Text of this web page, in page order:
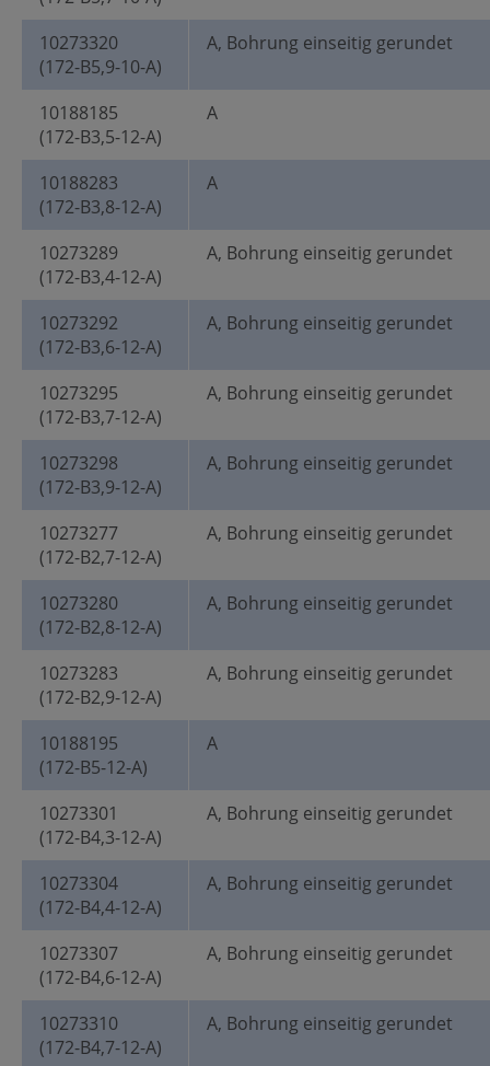
10273320
(172-B5,9-10-A)
A, Bohrung einseitig gerundet
10188185
(172-B3,5-12-A)
A
10188283
(172-B3,8-12-A)
A
10273289
(172-B3,4-12-A)
A, Bohrung einseitig gerundet
10273292
(172-B3,6-12-A)
A, Bohrung einseitig gerundet
10273295
(172-B3,7-12-A)
A, Bohrung einseitig gerundet
10273298
(172-B3,9-12-A)
A, Bohrung einseitig gerundet
10273277
(172-B2,7-12-A)
A, Bohrung einseitig gerundet
10273280
(172-B2,8-12-A)
A, Bohrung einseitig gerundet
10273283
(172-B2,9-12-A)
A, Bohrung einseitig gerundet
10188195
(172-B5-12-A)
A
10273301
(172-B4,3-12-A)
A, Bohrung einseitig gerundet
10273304
(172-B4,4-12-A)
A, Bohrung einseitig gerundet
10273307
(172-B4,6-12-A)
A, Bohrung einseitig gerundet
10273310
(172-B4,7-12-A)
A, Bohrung einseitig gerundet